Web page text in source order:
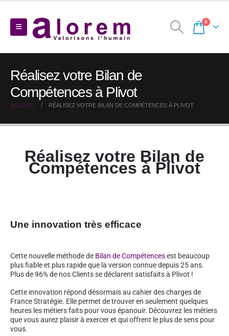
0
Réalisez votre Bilan de
Compétences à Plivot
ACCUEIL RÉALISEZ VOTRE BILAN DE COMPÉTENCES À PLIVOT
Réalisez votre Bilan de
Compétences à Plivot
Une innovation très efficace
Cette nouvelle méthode de Bilan de Compétencesest beaucoup
plus fiable et plus rapide que la version connue depuis 25 ans.
Plus de 96% de nos Clients se déclarent satisfaits à Plivot !
Cette innovation répond désormais au cahier des charges de
France Stratégie. Elle permet de trouver en seulement quelques
heures les métiers faits pour vous épanouir. Découvrez les métiers
que vous aurez plaisir à exercer et qui offrent le plus de sens pour
vous.